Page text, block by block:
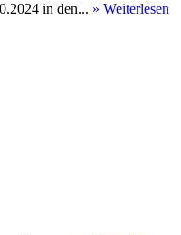
in den... » Weiterlesen